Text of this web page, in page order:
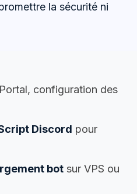
la sécurité ni
configuration des
Discord pour
bot sur VPS ou